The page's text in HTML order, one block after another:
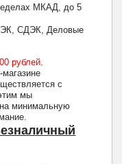
МКАД, до 5
СДЭК, Деловые
рублей.
с
мы
минимальную